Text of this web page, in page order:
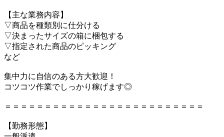
【主な業務内容】
▽商品を種類別に仕分ける
▽決まったサイズの箱に梱包する
▽指定された商品のピッキング
など
集中力に自信のある方大歓迎！
コツコツ作業でしっかり稼げます◎
＝＝＝＝＝＝＝＝＝＝＝＝＝＝＝＝＝＝＝＝＝＝＝＝＝
【勤務形態】